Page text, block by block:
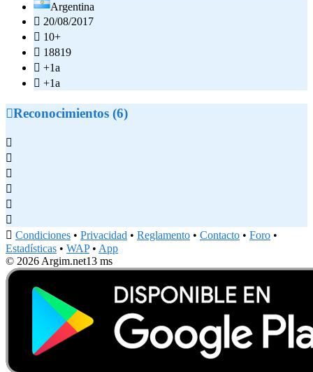
Argentina
 20/08/2017
 10+
 18819
 +1a
 +1a
Reconocimientos (6)






 Condiciones • Privacidad • Reglamento • Contacto • Foro •
Estadísticas • WAP• App
© 2026 Argim.net13 ms